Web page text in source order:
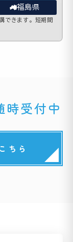
福島県
できます。短期間
時受付中
ちら